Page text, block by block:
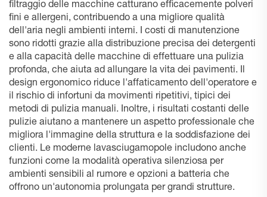
filtraggio delle macchine catturano efficacemente polveri
fini e allergeni, contribuendo a una migliore qualità
dell'aria negli ambienti interni. I costi di manutenzione
sono ridotti grazie alla distribuzione precisa dei detergenti
e alla capacità delle macchine di effettuare una pulizia
profonda, che aiuta ad allungare la vita dei pavimenti. Il
design ergonomico riduce l'affaticamento dell'operatore e
il rischio di infortuni da movimenti ripetitivi, tipici dei
metodi di pulizia manuali. Inoltre, i risultati costanti delle
pulizie aiutano a mantenere un aspetto professionale che
migliora l'immagine della struttura e la soddisfazione dei
clienti. Le moderne lavasciugamopole includono anche
funzioni come la modalità operativa silenziosa per
ambienti sensibili al rumore e opzioni a batteria che
offrono un'autonomia prolungata per grandi strutture.